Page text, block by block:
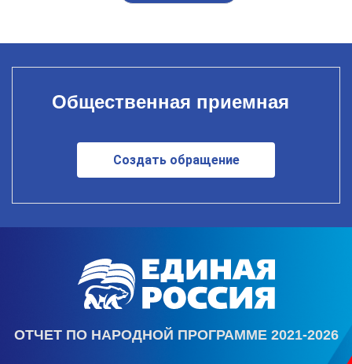
Общественная приемная
Создать обращение
ОТЧЕТ ПО НАРОДНОЙ ПРОГРАММЕ 2021-2026